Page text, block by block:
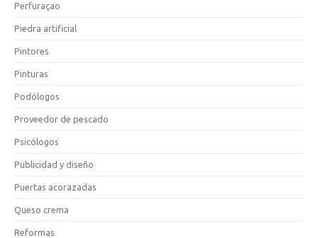
Perfuraçao
Piedra artificial
Pintores
Pinturas
Podólogos
Proveedor de pescado
Psicólogos
Publicidad y diseño
Puertas acorazadas
Queso crema
Reformas